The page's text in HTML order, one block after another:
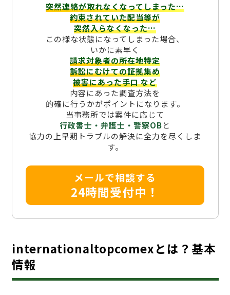
突然連絡が取れなくなってしまった…
約束されていた配当等が
突然入らなくなった…
この様な状態になってしまった場合、
いかに素早く
請求対象者の所在地特定
訴訟にむけての証拠集め
被害にあった手口など
内容にあった調査方法を
的確に行うかがポイントになります。
当事務所では案件に応じて
行政書士・弁護士・警察OBと
協力の上早期トラブルの解決に全力を尽くしま
す。
メールで相談する
24時間受付中！
internationaltopcomexとは？基本
情報